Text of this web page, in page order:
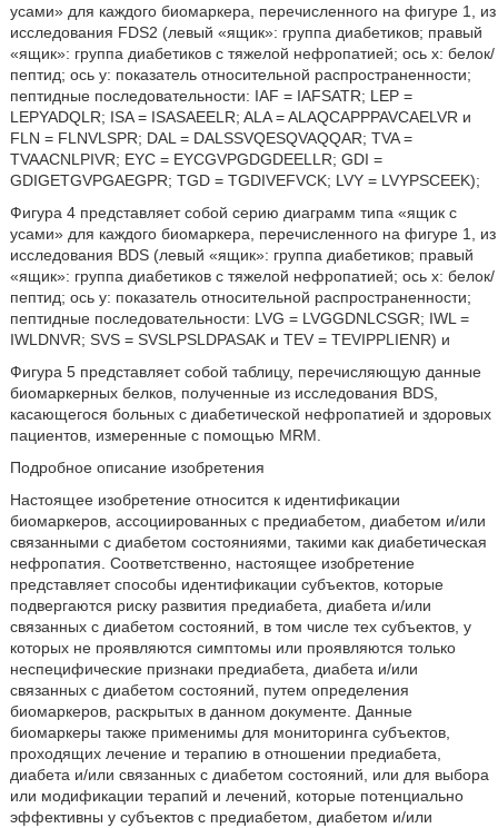
усами» для каждого биомаркера, перечисленного на фигуре 1, из
исследования FDS2 (левый «ящик»: группа диабетиков; правый
«ящик»: группа диабетиков с тяжелой нефропатией; ось х: белок/
пептид; ось у: показатель относительной распространенности;
пептидные последовательности: IAF = IAFSATR; LEP =
LEPYADQLR; ISA = ISASAEELR; ALA = ALAQCAPPPAVCAELVR и
FLN = FLNVLSPR; DAL = DALSSVQESQVAQQAR; TVA =
TVAACNLPIVR; EYC = EYCGVPGDGDEELLR; GDI =
GDIGETGVPGAEGPR; TGD = TGDIVEFVCK; LVY = LVYPSCEEK);
Фигура 4 представляет собой серию диаграмм типа «ящик с
усами» для каждого биомаркера, перечисленного на фигуре 1, из
исследования BDS (левый «ящик»: группа диабетиков; правый
«ящик»: группа диабетиков с тяжелой нефропатией; ось х: белок/
пептид; ось у: показатель относительной распространенности;
пептидные последовательности: LVG = LVGGDNLCSGR; IWL =
IWLDNVR; SVS = SVSLPSLDPASAK и TEV = TEVIPPLIENR) и
Фигура 5 представляет собой таблицу, перечисляющую данные
биомаркерных белков, полученные из исследования BDS,
касающегося больных с диабетической нефропатией и здоровых
пациентов, измеренные с помощью MRM.
Подробное описание изобретения
Настоящее изобретение относится к идентификации
биомаркеров, ассоциированных с предиабетом, диабетом и/или
связанными с диабетом состояниями, такими как диабетическая
нефропатия. Соответственно, настоящее изобретение
представляет способы идентификации субъектов, которые
подвергаются риску развития предиабета, диабета и/или
связанных с диабетом состояний, в том числе тех субъектов, у
которых не проявляются симптомы или проявляются только
неспецифические признаки предиабета, диабета и/или
связанных с диабетом состояний, путем определения
биомаркеров, раскрытых в данном документе. Данные
биомаркеры также применимы для мониторинга субъектов,
проходящих лечение и терапию в отношении предиабета,
диабета и/или связанных с диабетом состояний, или для выбора
или модификации терапий и лечений, которые потенциально
эффективны у субъектов с предиабетом, диабетом и/или